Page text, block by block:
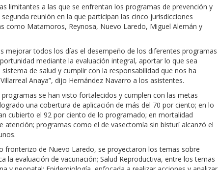
limitantes a las que se enfrentan los programas de prevención y
reunión en la que participan las cinco jurisdicciones
como Matamoros, Reynosa, Nuevo Laredo, Miguel Alemán y
mejorar todos los días el desempeño de los diferentes programas
mediante la evaluación integral, aportar lo que sea
de salud y cumplir con la responsabilidad que nos ha
Anaya”, dijo Hernández Navarro a los asistentes.
se han visto fortalecidos y cumplen con las metas
una cobertura de aplicación de más del 70 por ciento; en lo
cubierto el 92 por ciento de lo programado; en mortalidad
atención; programas como el de vasectomía sin bisturí alcanzó el
fronterizo de Nuevo Laredo, se proyectaron los temas sobre
la evaluación de vacunación; Salud Reproductiva, entre los temas